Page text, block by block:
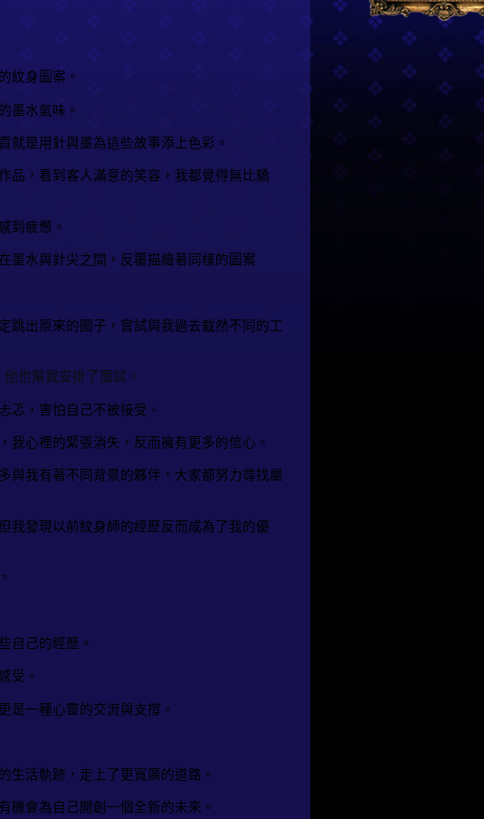
紋身圖案。
墨水氣味。
就是用針與墨為這些故事添上色彩。
品，看到客人滿意的笑容，我都覺得無比驕
到疲憊。
墨水與針尖之間，反覆描繪著同樣的圖案
跳出原來的圈子，嘗試與我過去截然不同的工
也幫我安排了面試。
忑，害怕自己不被接受。
我心裡的緊張消失，反而擁有更多的信心。
與我有著不同背景的夥伴，大家都努力尋找屬
我發現以前紋身師的經歷反而成為了我的優
自己的經歷。
受。
是一種心靈的交流與支撐。
生活軌跡，走上了更寬廣的道路。
機會為自己開創一個全新的未來。